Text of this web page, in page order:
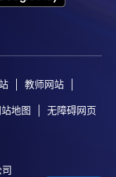
教师网站
站地图 无障碍网页